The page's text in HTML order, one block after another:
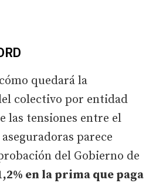
quedará la
colectivo por entidad
las tensiones entre el
parece
del Gobierno de
en la prima que paga